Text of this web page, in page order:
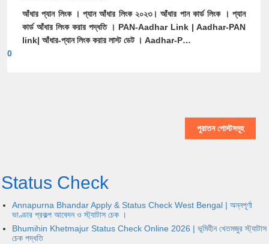
আঁধার প্যান লিংক । প্যান আঁধার লিংক ২০২৩। আঁধার পান কার্ড লিংক । প্যান
কার্ড আঁধার লিংক করার পদ্ধতি । PAN-Aadhar Link | Aadhar-PAN
link| আঁধার-প্যান লিংক করার লাস্ট ডেট । Aadhar-P…
0
পুরাতন পোস্টসমূহ
Status Check
Annapurna Bhandar Apply & Status Check West Bengal | অন্নপূর্ণা
ভাণ্ডার প্রকল্প আবেদন ও স্ট্যাটাস চেক ।
Bhumihin Khetmajur Status Check Online 2026 | ভূমিহীন খেতমজুর স্ট্যাটাস
চেক পদ্ধতি